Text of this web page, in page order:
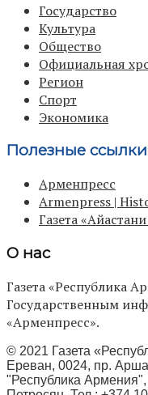
Государство
Культура
Общество
Официальная
Регион
Спорт
Экономика
Полезные ссылки
Арменпресс
Armenpress |
Газета
О нас
Газета «Республика
Государственным
«Арменпресс».
© 2021 Газета
Ереван, 0024, пр.
"Республика